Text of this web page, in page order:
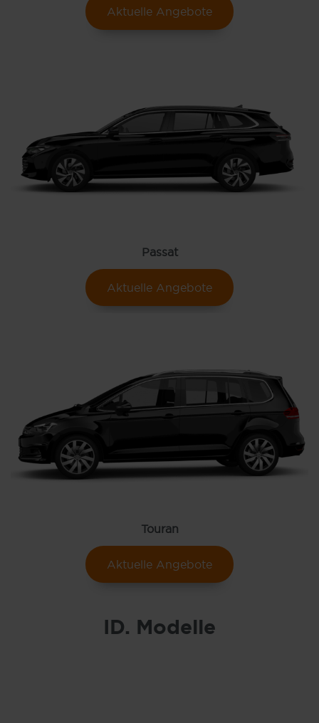
Aktuelle Angebote
Passat
Aktuelle Angebote
Touran
Aktuelle Angebote
ID. Modelle